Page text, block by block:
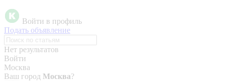
Войти в профиль
Подать объявление
Нет результатов
Войти
Москва
Ваш город Москва?